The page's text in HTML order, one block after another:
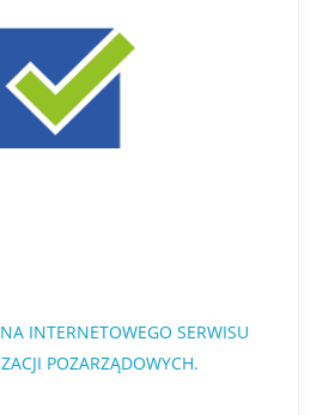
INTERNETOWEGO SERWISU
POZARZĄDOWYCH.